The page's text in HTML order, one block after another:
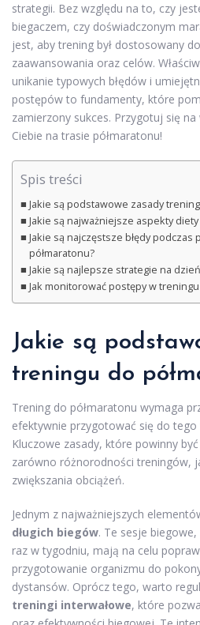
strategii. Bez względu na to, czy
biegaczem, czy doświadczonym
jest, aby trening był dostosowany
zaawansowania oraz celów.
unikanie typowych błędów i
postępów to fundamenty, które
zamierzony sukces. Przygotuj się
Ciebie na trasie półmaratonu!
Spis treści
Jakie są podstawowe zasady
Jakie są najważniejsze aspekty
Jakie są najczęstsze błędy podczas
półmaratonu?
Jakie są najlepsze strategie na
Jak monitorować postępy w
Jakie są
treningu do
Trening do półmaratonu wymaga
efektywnie przygotować się do
Kluczowe zasady, które powinny
zarówno różnorodności treningów,
zwiększania obciążeń.
Jednym z najważniejszych
długich biegów. Te sesje
raz w tygodniu, mają na celu
przygotowanie organizmu do
dystansów. Oprócz tego, warto
treningi interwałowe, które